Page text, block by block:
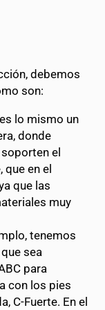
debemos
son:
lo mismo un
donde
el
en el
que las
muy
tenemos
sea
para
con los pies
C-Fuerte. En el